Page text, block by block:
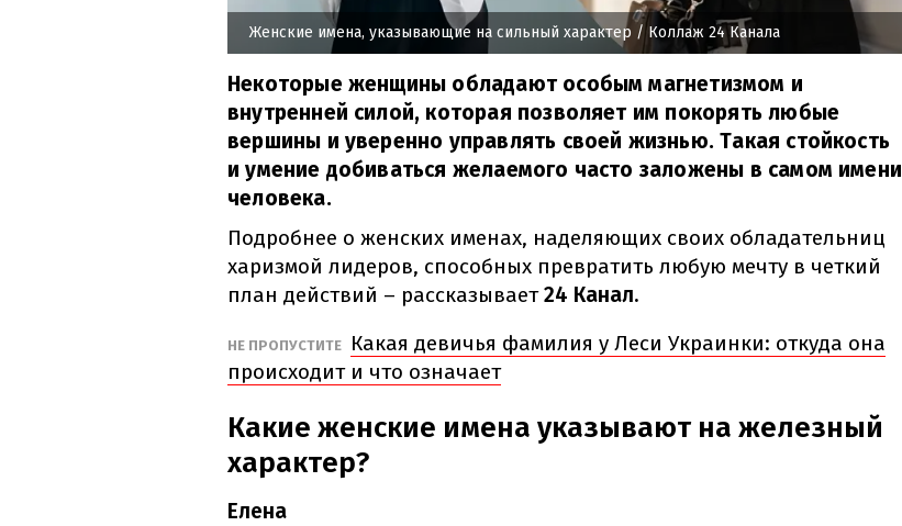
Женские имена, указывающие на сильный характер / Коллаж 24 Канала
Некоторые женщины обладают особым магнетизмом и
внутренней силой, которая позволяет им покорять любые
вершины и уверенно управлять своей жизнью. Такая стойкость
и умение добиваться желаемого часто заложены в самом имени
человека.
Подробнее о женских именах, наделяющих своих обладательниц
харизмой лидеров, способных превратить любую мечту в четкий
план действий – рассказывает24 Канал.
НЕ ПРОПУСТИТЕ
Какая девичья фамилия у Леси Украинки: откуда она
происходит и что означает
Какие женские имена указывают на железный
характер?
Елена